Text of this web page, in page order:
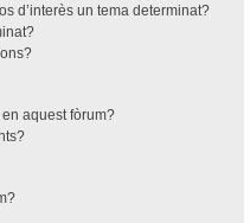
d’interès un tema determinat?
aquest fòrum?